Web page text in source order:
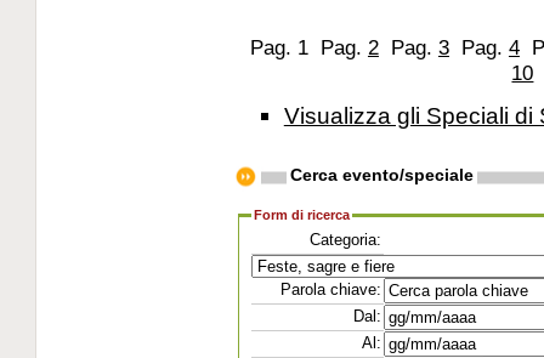
Pag. 1 Pag. 2 Pag. 3 Pag. 4
10
Visualizza gli Speciali di
Cerca evento/speciale
Form di ricerca
Categoria:
Parola chiave:
Dal:
Al: